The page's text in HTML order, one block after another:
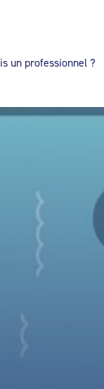
un professionnel ?